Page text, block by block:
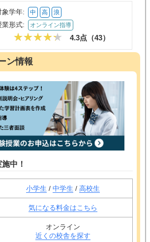
象学年: 中 高 浪
業形式: オンライン指導
4.3点（43）
ン情報
中！
小学生 / 中学生 / 高校生
気になる料金はこちら
オンライン
近くの校舎を探す